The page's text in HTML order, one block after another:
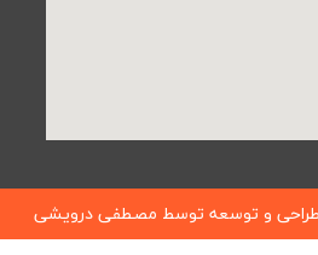
طراحی و توسعه توسط مصطفی درویشی